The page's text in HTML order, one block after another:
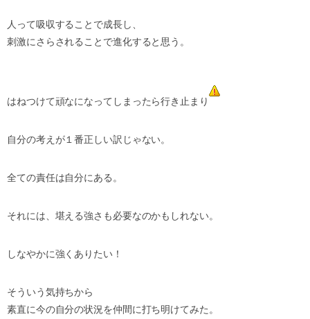
人って吸収することで成長し、
刺激にさらされることで進化すると思う。
はねつけて頑なになってしまったら行き止まり
自分の考えが１番正しい訳じゃない。
全ての責任は自分にある。
それには、堪える強さも必要なのかもしれない。
しなやかに強くありたい！
そういう気持ちから
素直に今の自分の状況を仲間に打ち明けてみた。